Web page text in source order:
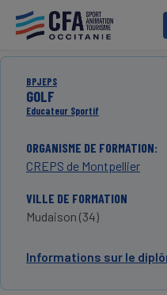
contenu
principal
BPJEPS
GOLF
Educateur Sportif
ORGANISME DE FORMATION
CREPS de Montpellier
VILLE DE FORMATION
Mudaison (34)
Informations sur le